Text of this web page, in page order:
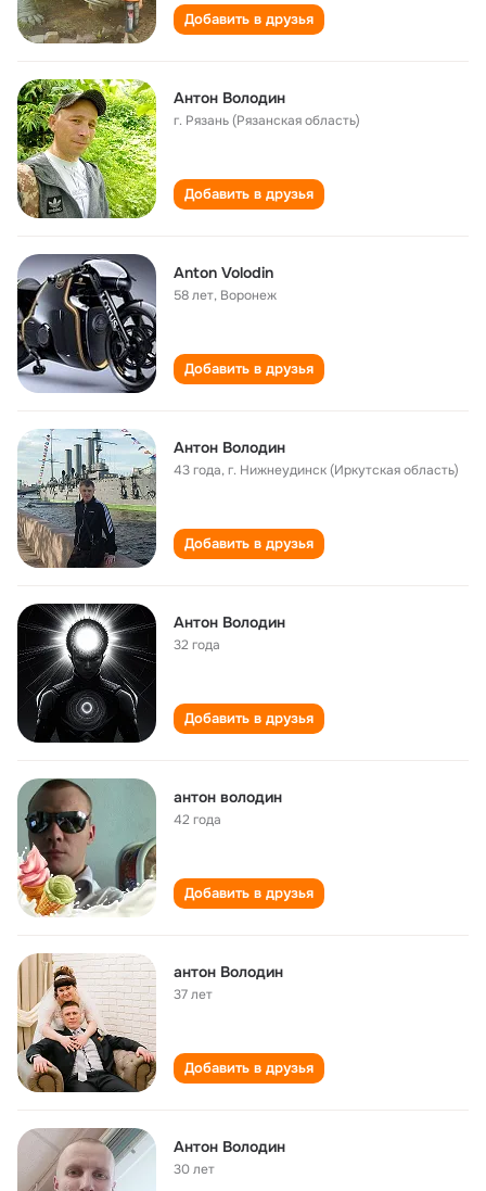
Добавить в друзья
Антон Володин
г. Рязань (Рязанская область)
Добавить в друзья
Anton Volodin
58 лет, Воронеж
Добавить в друзья
Антон Володин
43 года,г. Нижнеудинск (Иркутская область)
Добавить в друзья
Антон Володин
32 года
Добавить в друзья
антон володин
42 года
Добавить в друзья
антон Володин
37 лет
Добавить в друзья
Антон Володин
30 лет